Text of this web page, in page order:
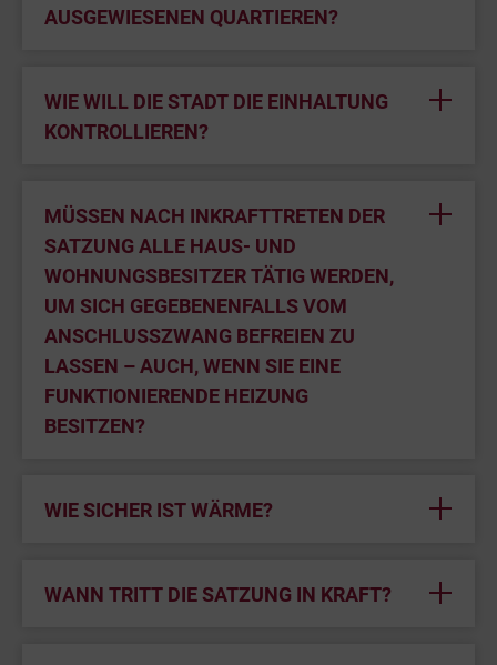
AUSGEWIESENEN QUARTIEREN?
WIE WILL DIE STADT DIE EINHALTUNG
KONTROLLIEREN?
MÜSSEN NACH INKRAFTTRETEN DER
SATZUNG ALLE HAUS- UND
WOHNUNGSBESITZER TÄTIG WERDEN,
UM SICH GEGEBENENFALLS VOM
ANSCHLUSSZWANG BEFREIEN ZU
LASSEN – AUCH, WENN SIE EINE
FUNKTIONIERENDE HEIZUNG
BESITZEN?
WIE SICHER IST WÄRME?
WANN TRITT DIE SATZUNG IN KRAFT?